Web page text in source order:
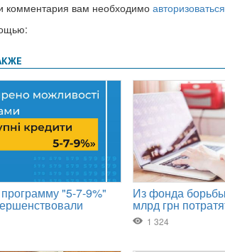
комментария вам необходимо авторизоваться